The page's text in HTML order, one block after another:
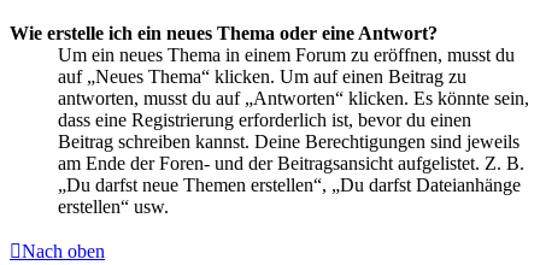
Wie erstelle ich ein neues Thema oder eine Antwort?
Um ein neues Thema in einem Forum zu eröffnen, musst du
auf „Neues Thema“ klicken. Um auf einen Beitrag zu
antworten, musst du auf „Antworten“ klicken. Es könnte sein,
dass eine Registrierung erforderlich ist, bevor du einen
Beitrag schreiben kannst. Deine Berechtigungen sind jeweils
am Ende der Foren- und der Beitragsansicht aufgelistet. Z. B.
„Du darfst neue Themen erstellen“, „Du darfst Dateianhänge
erstellen“ usw.
Nach oben